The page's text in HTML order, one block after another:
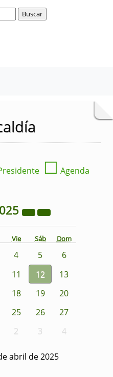
☐ Agenda
Vie Sáb Dom
4 5
6
11 12
13
18 19
20
25 26
27
2 3 4
abril de 2025